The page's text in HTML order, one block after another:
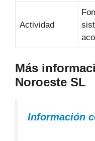
Actividad
Más
Noroeste SL
Información